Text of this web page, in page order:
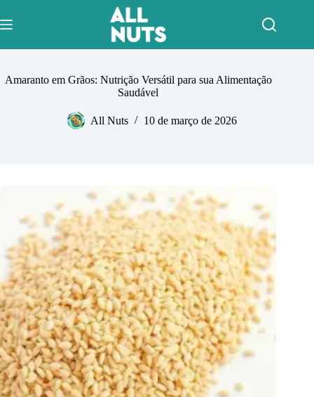
para
o
Amaranto em Grãos: Nutrição Versátil para sua Alimentação
Saudável
All Nuts 10 de março de 2026